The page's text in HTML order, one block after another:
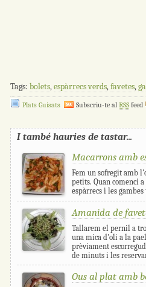
Tags: bolets,espàrrecs verds,favetes,
Plats Guisats Subscriu-te al RSSfeed
I també hauries de tastar...
Macarrons amb
Fem un sofregit amb
petits. Quan comenci
espàrrecs i les
Amanida de
Tallarem el pernil a
una mica d'oli a la
prèviament
de minuts i les
Ous al plat amb